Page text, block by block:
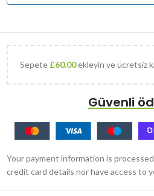
Sepete £60.00ekleyin ve ücretsiz
Güvenli
Your payment information is
credit card details nor have access to